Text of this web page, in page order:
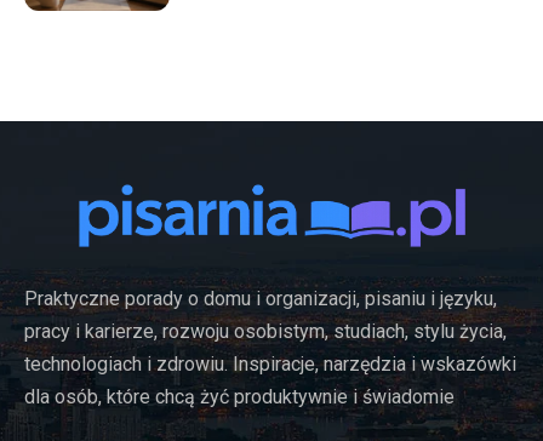
Praktyczne porady o domu i organizacji, pisaniu i języku,
pracy i karierze, rozwoju osobistym, studiach, stylu życia,
technologiach i zdrowiu. Inspiracje, narzędzia i wskazówki
dla osób, które chcą żyć produktywnie i świadomie